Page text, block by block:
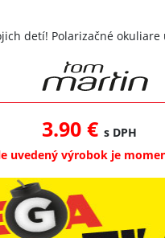
detí! Polarizačné
3.90 €s DPH
uvedený výrobok je